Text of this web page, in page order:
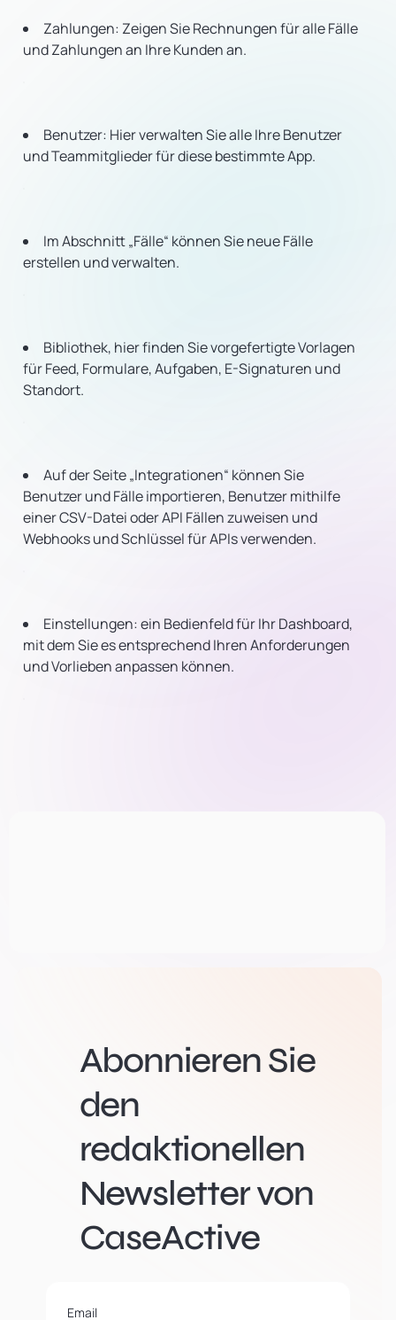
Zahlungen: Zeigen Sie Rechnungen für alle Fälle
und Zahlungen an Ihre Kunden an.
Benutzer: Hier verwalten Sie alle Ihre Benutzer
und Teammitglieder für diese bestimmte App.
Im Abschnitt „Fälle“ können Sie neue Fälle
erstellen und verwalten.
Bibliothek, hier finden Sie vorgefertigte Vorlagen
für Feed, Formulare, Aufgaben, E-Signaturen und
Standort.
Auf der Seite „Integrationen“ können Sie
Benutzer und Fälle importieren, Benutzer mithilfe
einer CSV-Datei oder API Fällen zuweisen und
Webhooks und Schlüssel für APIs verwenden.
Einstellungen: ein Bedienfeld für Ihr Dashboard,
mit dem Sie es entsprechend Ihren Anforderungen
und Vorlieben anpassen können.
Abonnieren Sie
den
redaktionellen
Newsletter von
CaseActive
Email